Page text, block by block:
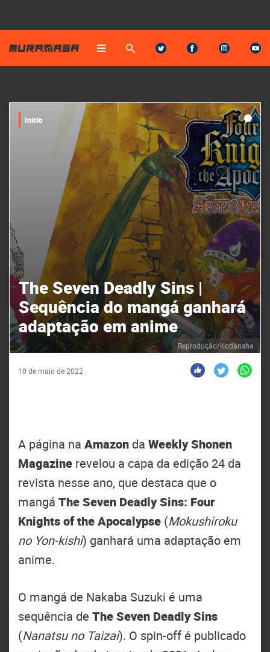
Reprodução/Kodansha
Início
The Seven Deadly Sins |
Sequência do mangá ganhará
adaptação em anime
10 de maio de 2022
A página na Amazon da Weekly Shonen
Magazine revelou a capa da edição 24 da
revista nesse ano, que destaca que o
mangá The Seven Deadly Sins: Four
Knights of the Apocalypse (Mokushiroku
no Yon-kishi) ganhará uma adaptação em
anime.
O mangá de Nakaba Suzuki é uma
sequência de The Seven Deadly Sins
(Nanatsu no Taizai). O spin-off é publicado